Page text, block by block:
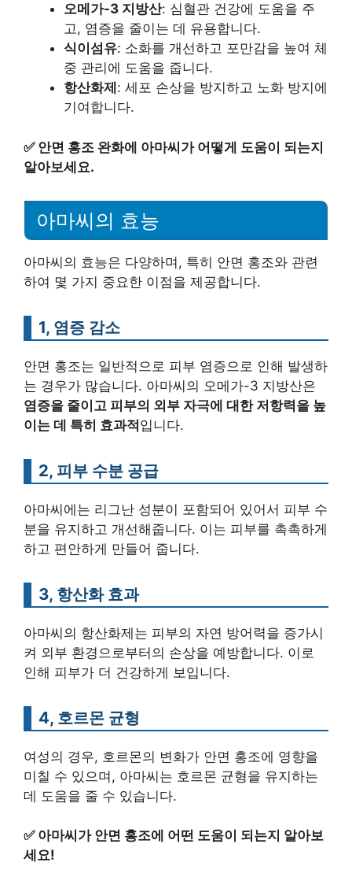
오메가-3 지방산: 심혈관 건강에 도움을 주
고, 염증을 줄이는 데 유용합니다.
식이섬유: 소화를 개선하고 포만감을 높여 체
중 관리에 도움을 줍니다.
항산화제 : 세포 손상을 방지하고 노화 방지에
기여합니다.
✅ 안면 홍조 완화에 아마씨가 어떻게 도움이 되는지
알아보세요.
아마씨의 효능
아마씨의 효능은 다양하며, 특히 안면 홍조와 관련
하여 몇 가지 중요한 이점을 제공합니다.
1, 염증 감소
안면 홍조는 일반적으로 피부 염증으로 인해 발생하
는 경우가 많습니다. 아마씨의 오메가-3 지방산은
염증을 줄이고 피부의 외부 자극에 대한 저항력을 높
이는 데 특히 효과적입니다.
2, 피부 수분 공급
아마씨에는 리그난 성분이 포함되어 있어서 피부 수
분을 유지하고 개선해줍니다. 이는 피부를 촉촉하게
하고 편안하게 만들어 줍니다.
3, 항산화 효과
아마씨의 항산화제는 피부의 자연 방어력을 증가시
켜 외부 환경으로부터의 손상을 예방합니다. 이로
인해 피부가 더 건강하게 보입니다.
4, 호르몬 균형
여성의 경우, 호르몬의 변화가 안면 홍조에 영향을
미칠 수 있으며, 아마씨는 호르몬 균형을 유지하는
데 도움을 줄 수 있습니다.
✅ 아마씨가 안면 홍조에 어떤 도움이 되는지 알아보
세요!